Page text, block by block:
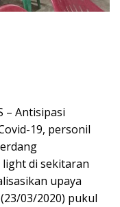
– Antisipasi
19, personil
di sekitaran
upaya
03/2020) pukul